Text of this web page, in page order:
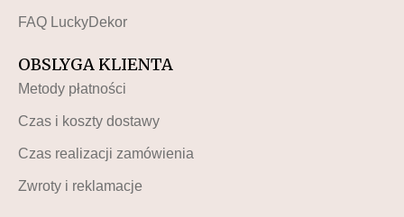
FAQ LuckyDekor
OBSLYGA KLIENTA
Metody płatności
Czas i koszty dostawy
Czas realizacji zamówienia
Zwroty i reklamacje